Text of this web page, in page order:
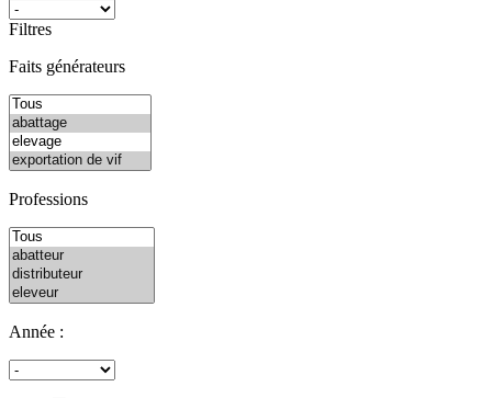
Filtres
Faits générateurs
Professions
Année :